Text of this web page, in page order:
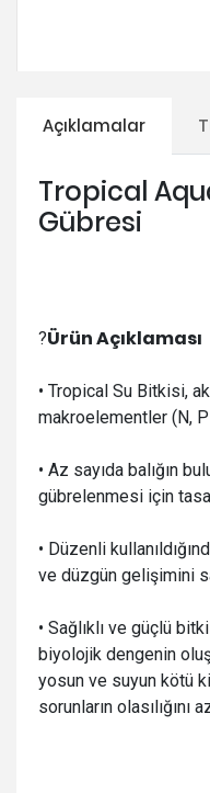
Açıklamalar
Tropical
Gübresi
?Ürün Açıklaması
• Tropical Su Bitkisi,
makroelementler (N,
• Az sayıda balığın
gübrelenmesi için
• Düzenli
ve düzgün gelişimini
• Sağlıklı ve güçlü
biyolojik dengenin
yosun ve suyun kötü
sorunların olasılığını